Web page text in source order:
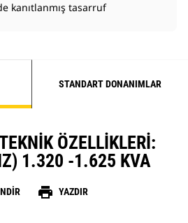
kanıtlanmış tasarruf
STANDART DONANIMLAR
ÖZELLIKLERI:
1.320 -1.625 KVA
print YAZDIR